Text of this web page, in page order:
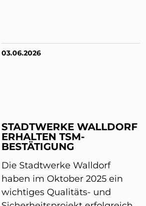
03.06.2026
STADTWERKE WALLDORF
ERHALTEN TSM-
BESTÄTIGUNG
Die Stadtwerke Walldorf
haben im Oktober 2025 ein
wichtiges Qualitäts- und